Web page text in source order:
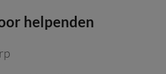
helpenden